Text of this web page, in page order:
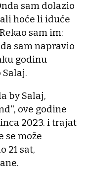
sam dolazio
hoće li iduće
sam im:
sam napravio
godinu
by Salaj,
ove godine
2023. i trajat
se može
21 sat,